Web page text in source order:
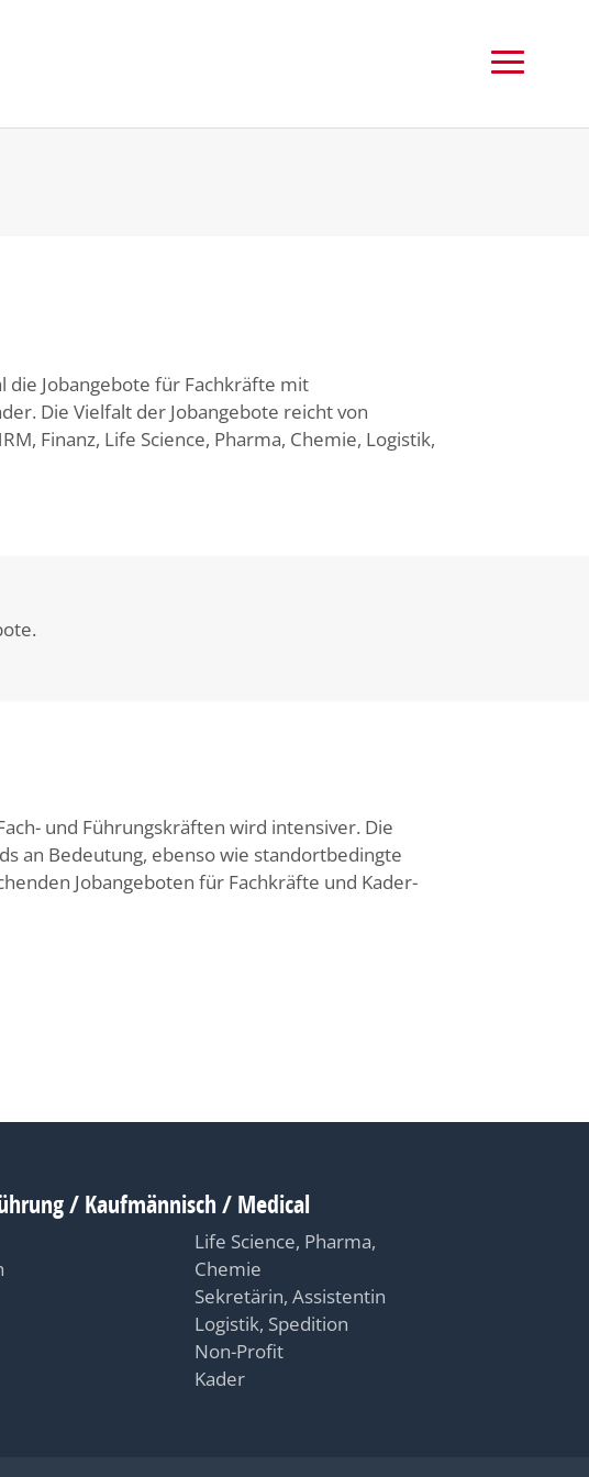
die Jobangebote für Fachkräfte mit
Die Vielfalt der Jobangebote reicht von
Finanz, Life Science, Pharma, Chemie, Logistik,
und Führungskräften wird intensiver. Die
an Bedeutung, ebenso wie standortbedingte
Jobangeboten für Fachkräfte und Kader-
/ Kaufmännisch / Medical
Life Science, Pharma,
Chemie
Sekretärin, Assistentin
Logistik, Spedition
Non-Profit
Kader